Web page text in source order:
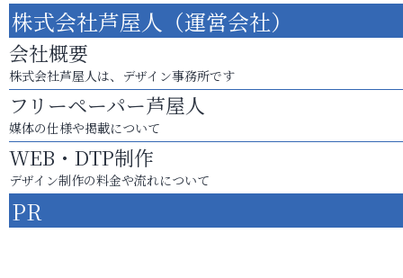
株式会社芦屋人（運営会社）
会社概要
株式会社芦屋人は、デザイン事務所です
フリーペーパー芦屋人
媒体の仕様や掲載について
WEB・DTP制作
デザイン制作の料金や流れについて
PR